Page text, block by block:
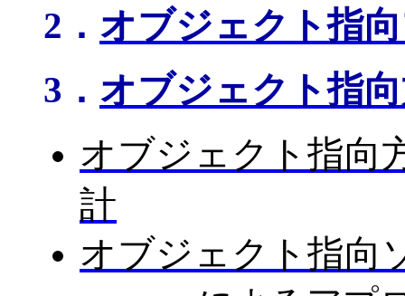
2． オブジェクト指
3． オブジェクト指
オブジェクト指向
計
オブジェクト指向